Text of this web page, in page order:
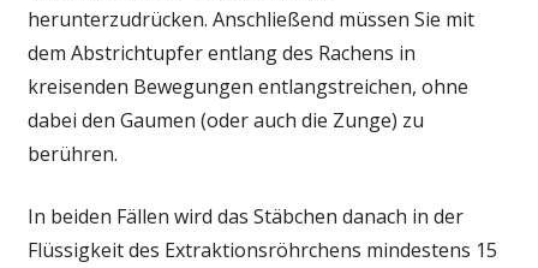
herunterzudrücken. Anschließend müssen Sie mit
dem Abstrichtupfer entlang des Rachens in
kreisenden Bewegungen entlangstreichen, ohne
dabei den Gaumen (oder auch die Zunge) zu
berühren.
In beiden Fällen wird das Stäbchen danach in der
Flüssigkeit des Extraktionsröhrchens mindestens 15